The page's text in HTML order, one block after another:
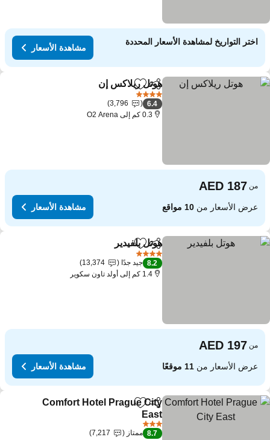
اختر التواريخ لمشاهدة الأسعار المحددة
مشاهدة الأسعار
مشاركةAdd to favorites
هوتل ريلاكس إن
6.4
3,796
0.3 كم إلى O2 Arena
من
عرض الأسعار من10 مواقع مشاهدة الأسعار
مشاركةAdd to favorites
هوتل بلفيدير
8.2 جيد جدًا
13,374
1.4 كم إلى أولد تاون سكوير
من
عرض الأسعار من11 موقعًا مشاهدة الأسعار
مشاركةAdd to favorites
Comfort Hotel Prague City
East
8.7 ممتاز 7,217